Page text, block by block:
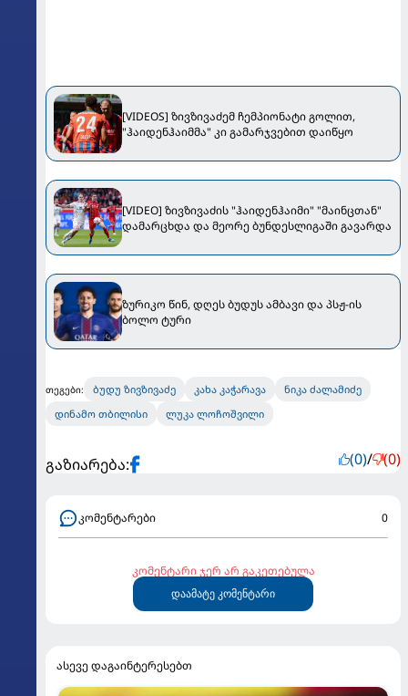
[VIDEOS] ზივზივაძემ ჩემპიონატი გოლით,
"ჰაიდენჰაიმმა" კი გამარჯვებით დაიწყო
[VIDEO] ზივზივაძის "ჰაიდენჰაიმი" "მაინცთან"
დამარცხდა და მეორე ბუნდესლიგაში გავარდა
ზურიკო წინ, დღეს ბუდუს ამბავი და პსჟ-ის
ბოლო ტური
თეგები: ბუდუ ზივზივაძე კახა კაჭარავა
ნიკა ძალამიძე
დინამო თბილისი
ლუკა ლოჩოშვილი
გაზიარება: (0)/ (0)
კომენტარები 0
კომენტარი ჯერ არ გაკეთებულა
დაამატე კომენტარი
ასევე დაგაინტერესებთ